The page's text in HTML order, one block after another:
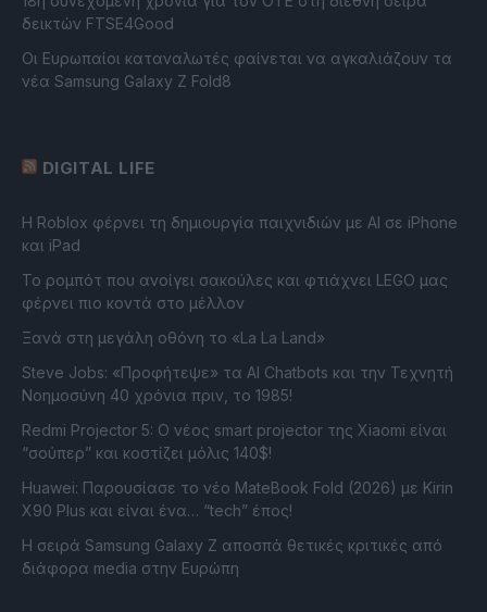
δεικτών FTSE4Good
Οι Ευρωπαίοι καταναλωτές φαίνεται να αγκαλιάζουν τα
νέα Samsung Galaxy Z Fold8
DIGITAL LIFE
Η Roblox φέρνει τη δημιουργία παιχνιδιών με ΑΙ σε iPhone
και iPad
Το ρομπότ που ανοίγει σακούλες και φτιάχνει LEGO μας
φέρνει πιο κοντά στο μέλλον
Ξανά στη μεγάλη οθόνη το «La La Land»
Steve Jobs: «Προφήτεψε» τα AI Chatbots και την Τεχνητή
Νοημοσύνη 40 χρόνια πριν, το 1985!
Redmi Projector 5: Ο νέος smart projector της Xiaomi είναι
“σούπερ” και κοστίζει μόλις 140$!
Huawei: Παρουσίασε το νέο MateBook Fold (2026) με Kirin
X90 Plus και είναι ένα… “tech” έπος!
Η σειρά Samsung Galaxy Z αποσπά θετικές κριτικές από
διάφορα media στην Ευρώπη